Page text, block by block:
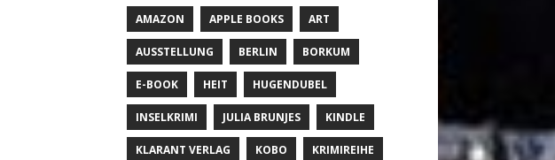
AMAZON APPLE BOOKS ART
AUSSTELLUNG BERLIN BORKUM
E-BOOK HEIT HUGENDUBEL
INSELKRIMI JULIA BRUNJES KINDLE
KLARANT VERLAG KOBO KRIMIREIHE